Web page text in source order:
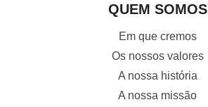
QUEM SOMOS
Em que cremos
Os nossos valores
A nossa história
A nossa missão